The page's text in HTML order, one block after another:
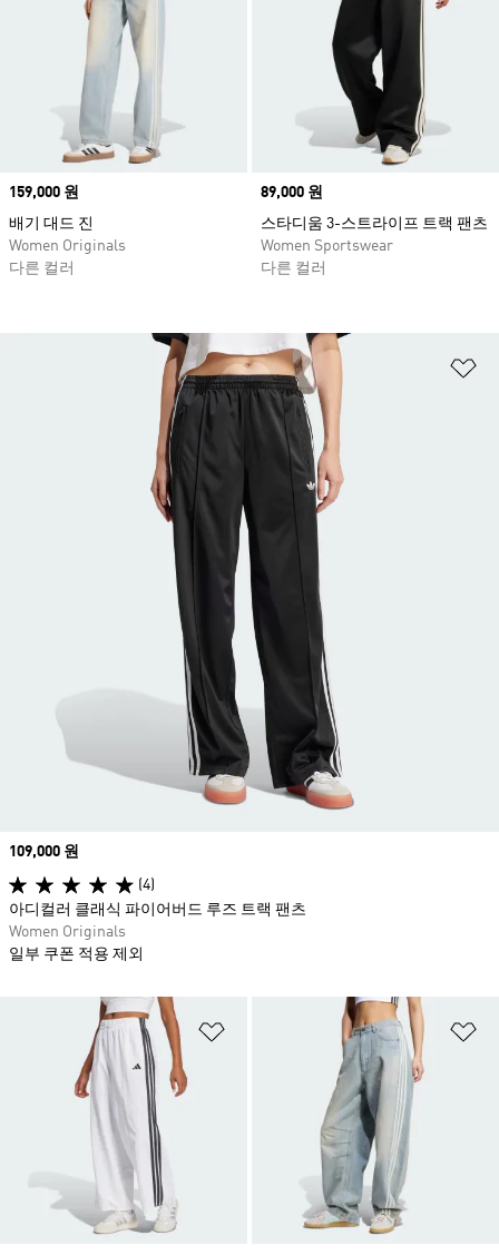
Price
159,000 원
배기 대드 진
Women Originals
다른 컬러
Price
89,000 원
스타디움 3-스트라이프 트랙 팬츠
Women Sportswear
다른 컬러
위시리스트 담기
Price
109,000 원
(4)
아디컬러 클래식 파이어버드 루즈 트랙 팬츠
Women Originals
일부 쿠폰 적용 제외